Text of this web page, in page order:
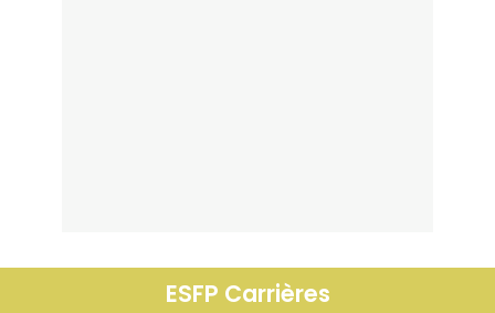
ESFP Carrières